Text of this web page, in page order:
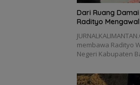
Dari Ruang
Radityo
membawa Radityo
Negeri Kabupaten